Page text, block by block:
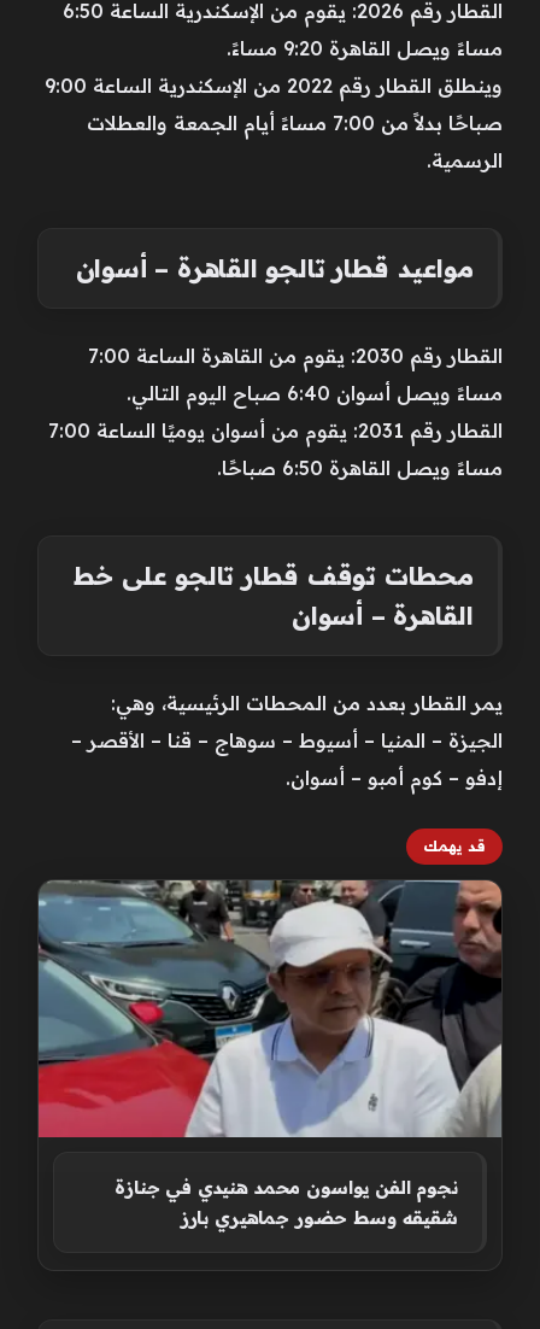
القطار رقم 2026: يقوم من الإسكندرية الساعة 6:50
مساءً ويصل القاهرة 9:20 مساءً.
وينطلق القطار رقم 2022 من الإسكندرية الساعة 9:00
صباحًا بدلاً من 7:00 مساءً أيام الجمعة والعطلات
الرسمية.
مواعيد قطار تالجو القاهرة – أسوان
القطار رقم 2030: يقوم من القاهرة الساعة 7:00
مساءً ويصل أسوان 6:40 صباح اليوم التالي.
القطار رقم 2031: يقوم من أسوان يوميًا الساعة 7:00
مساءً ويصل القاهرة 6:50 صباحًا.
محطات توقف قطار تالجو على خط
القاهرة – أسوان
يمر القطار بعدد من المحطات الرئيسية، وهي:
الجيزة – المنيا – أسيوط – سوهاج – قنا – الأقصر –
إدفو – كوم أمبو – أسوان.
قد يهمك
نجوم الفن يواسون محمد هنيدي في جنازة
شقيقه وسط حضور جماهيري بارز